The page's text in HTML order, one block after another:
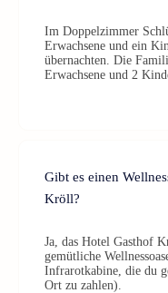
Im Doppelzimmer
Erwachsene und ein
übernachten. Die
Erwachsene und 2
Gibt es einen
Kröll?
Ja, das Hotel Gasthof
gemütliche
Infrarotkabine, die du
Ort zu zahlen).